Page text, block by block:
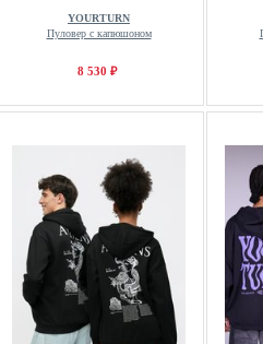
YOURTURN
Пуловер с капюшоном
8 530 ₽